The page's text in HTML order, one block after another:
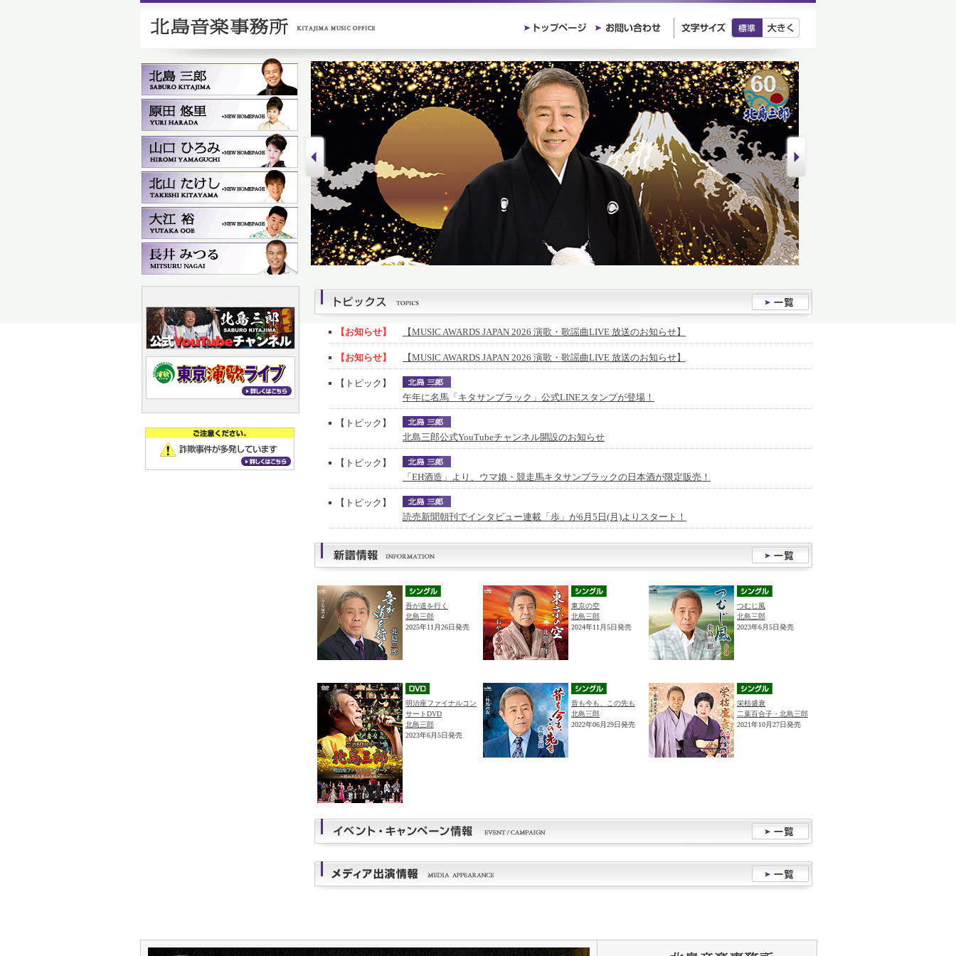
【お知らせ】 【MUSIC AWARDS JAPAN 2026 演歌・歌謡曲LIVE 放送のお知らせ】
【お知らせ】 【MUSIC AWARDS JAPAN 2026 演歌・歌謡曲LIVE 放送のお知らせ】
【トピック】
午年に名馬「キタサンブラック」公式LINEスタンプが登場！
【トピック】
北島三郎公式YouTubeチャンネル開設のお知らせ
【トピック】
「EH酒造」より、ウマ娘・競走馬キタサンブラックの日本酒が限定販売！
【トピック】
読売新聞朝刊でインタビュー連載「歩」が6月5日(月)よりスタート！
吾が道を行く
北島三郎
2025年11月26日発売
東京の空
北島三郎
2024年11月5日発売
つむじ風
北島三郎
2023年6月5日発売
明治座ファイナルコン
サートDVD
北島三郎
2023年6月5日発売
昔も今も、この先も
北島三郎
2022年06月29日発売
栄枯盛衰
二葉百合子・北島三郎
2021年10月27日発売